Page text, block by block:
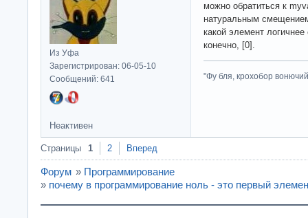
Из Уфа
Зарегистрирован: 06-05-10
Сообщений: 641
можно обратиться к
натуральным
какой элемент
конечно, [0].
"Фу бля, крохобор
Неактивен
Страницы 1 2 Вперед
Форум » Программирование
» почему в программирование ноль - это первый